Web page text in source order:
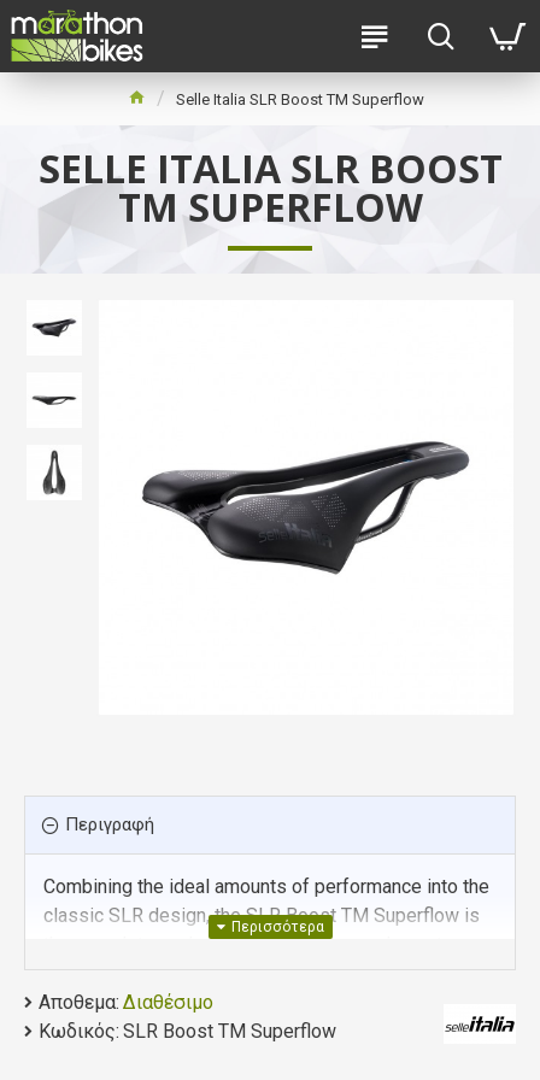
Selle Italia SLR Boost TM Superflow
SELLE ITALIA SLR BOOST
TM SUPERFLOW
Περιγραφή
Combining the ideal amounts of performance into the
classic SLR design, the SLR Boost TM Superflow is
the complete package, ready for any road event.
creates the durable and comfortable SLR Boost TM
Superflow. High-quality materials and a compact
Αποθεμα: Διαθέσιμο
Κωδικός: SLR Boost TM Superflow